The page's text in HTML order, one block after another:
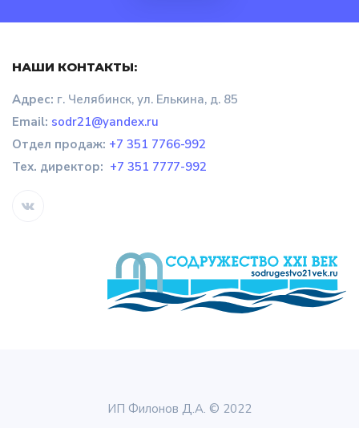
НАШИ КОНТАКТЫ:
Адрес: г. Челябинск, ул. Елькина, д. 85
Email: sodr21@yandex.ru
Отдел продаж: +7 351 7766-992
Тех. директор: +7 351 7777-992
ИП Филонов Д.А. © 2022